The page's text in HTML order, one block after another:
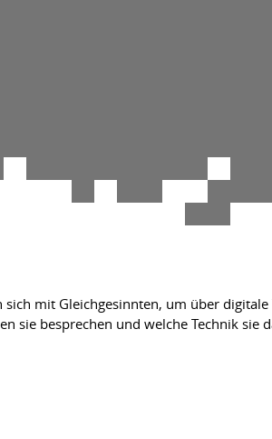
mit Gleichgesinnten, um über digitale
sie besprechen und welche Technik sie